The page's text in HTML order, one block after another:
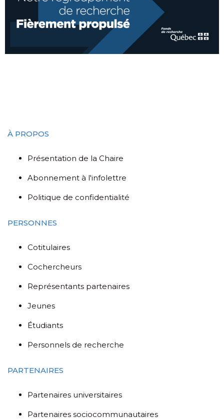
À PROPOS
Présentation de la Chaire
Abonnement à l'infolettre
Politique de confidentialité
PERSONNES
Cotitulaires
Cochercheurs
Représentants partenaires
Jeunes
Étudiants
Personnels de recherche
PARTENAIRES
Partenaires universitaires
Partenaires sociocommunautaires